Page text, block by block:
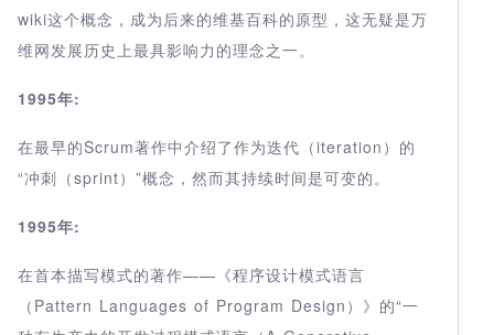
wiki这个概念，成为后来的维基百科的原型，这无疑是万
维网发展历史上最具影响力的理念之一。
1995年:
在最早的Scrum著作中介绍了作为迭代（iteration）的
“冲刺（sprint）”概念，然而其持续时间是可变的。
1995年:
在首本描写模式的著作——《程序设计模式语言
（Pattern Languages of Program Design）》的“一